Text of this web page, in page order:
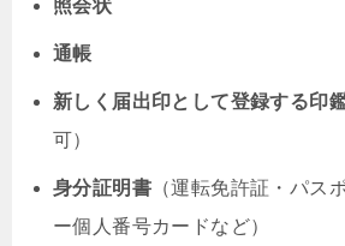
照会状
通帳
新しく届出印として登録する印
可）
身分証明書 （運転免許証・パス
ー個人番号カードなど）